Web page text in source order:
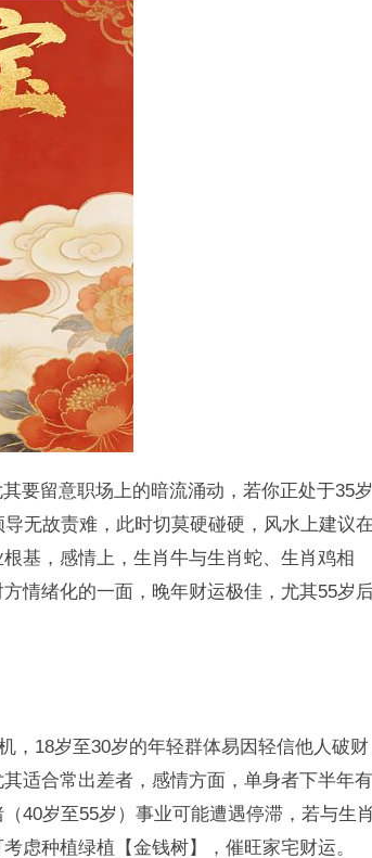
要留意职场上的暗流涌动，若你正处于35岁
无故责难，此时切莫硬碰硬，风水上建议在
基，感情上，生肖牛与生肖蛇、生肖鸡相
情绪化的一面，晚年财运极佳，尤其55岁
，18岁至30岁的年轻群体易因轻信他人破财
适合常出差者，感情方面，单身者下半年有
40岁至55岁）事业可能遭遇停滞，若与生肖
虑种植绿植【金钱树】，催旺家宅财运。